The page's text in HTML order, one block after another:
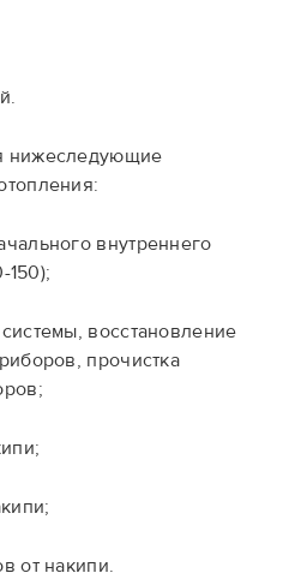
нижеследующие
внутреннего
150);
восстановление
прочистка
от накипи.